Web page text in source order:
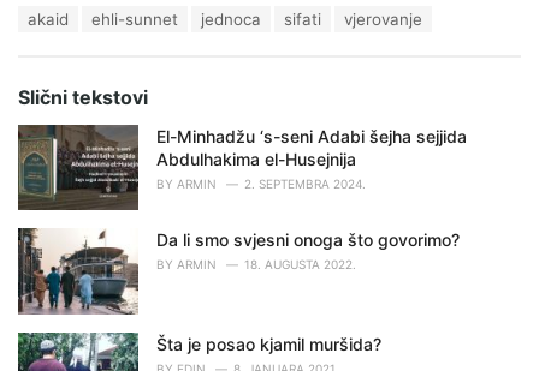
o
r
i
e
:
:
akaid ehli-sunnet jednoca sifati vjerovanje
Slični tekstovi
El-Minhadžu ‘s-seni Adabi šejha sejjida
Abdulhakima el-Husejnija
BY ARMIN 2. SEPTEMBRA 2024.
Da li smo svjesni onoga što govorimo?
BY ARMIN 18. AUGUSTA 2022.
Šta je posao kjamil muršida?